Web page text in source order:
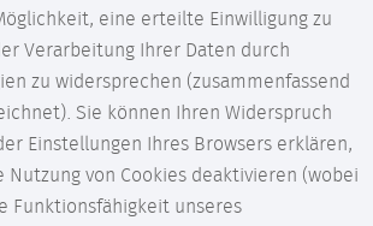
eine erteilte Einwilligung zu
Verarbeitung Ihrer Daten durch
zu widersprechen (zusammenfassend
Sie können Ihren Widerspruch
Einstellungen Ihres Browsers erklären,
Nutzung von Cookies deaktivieren (wobei
Funktionsfähigkeit unseres